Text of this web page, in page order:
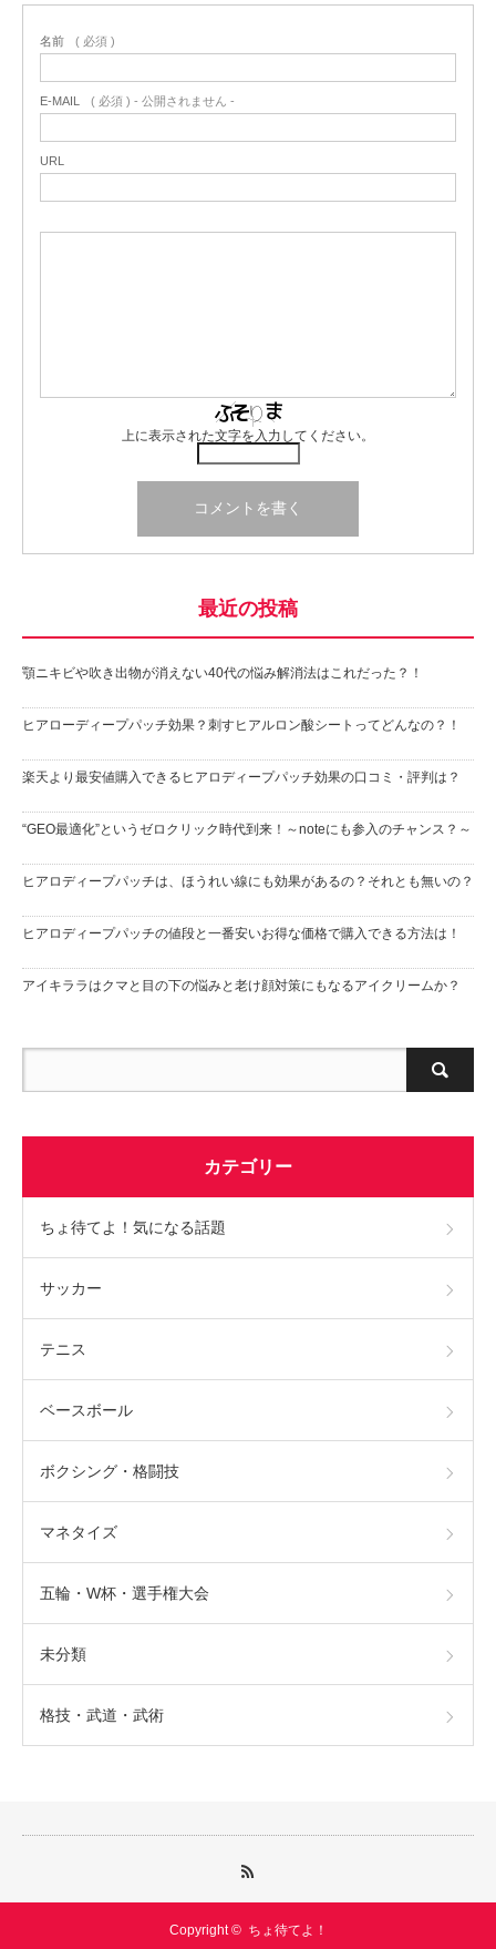
名前 ( 必須 )
E-MAIL ( 必須 ) - 公開されません -
URL
上に表示された文字を入力してください。
最近の投稿
顎ニキビや吹き出物が消えない40代の悩み解消法はこれだった？！
ヒアローディープパッチ効果？刺すヒアルロン酸シートってどんなの？！
楽天より最安値購入できるヒアロディープパッチ効果の口コミ・評判は？
“GEO最適化”というゼロクリック時代到来！～noteにも参入のチャンス？～
ヒアロディープパッチは、ほうれい線にも効果があるの？それとも無いの？
ヒアロディープパッチの値段と一番安いお得な価格で購入できる方法は！
アイキララはクマと目の下の悩みと老け顔対策にもなるアイクリームか？
カテゴリー
ちょ待てよ！気になる話題
サッカー
テニス
ベースボール
ボクシング・格闘技
マネタイズ
五輪・W杯・選手権大会
未分類
格技・武道・武術
Copyright © ちょ待てよ！